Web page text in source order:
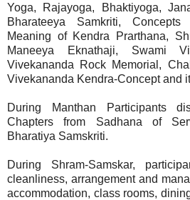
Yoga, Rajayoga, Bhaktiyoga,
Bharateeya Samkriti,
Meaning of Kendra Prarthana,
Maneeya Eknathaji, Swami
Vivekananda Rock Memorial,
Vivekananda Kendra-Concept and
During Manthan Participants
Chapters from Sadhana of
Bharatiya Samskriti.
During Shram-Samskar,
cleanliness, arrangement and
accommodation, class rooms,